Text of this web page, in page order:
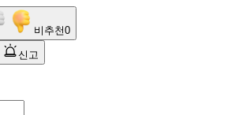
비추천0
신고